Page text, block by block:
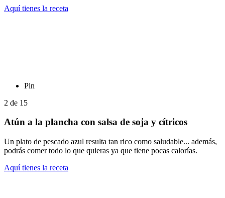
Aquí tienes la receta
Pin
2 de 15
Atún a la plancha con salsa de soja y cítricos
Un plato de pescado azul resulta tan rico como saludable... además,
podrás comer todo lo que quieras ya que tiene pocas calorías.
Aquí tienes la receta